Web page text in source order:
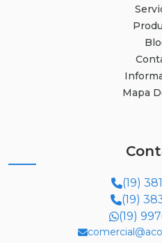
Mapa
(19)
(19)
(19)